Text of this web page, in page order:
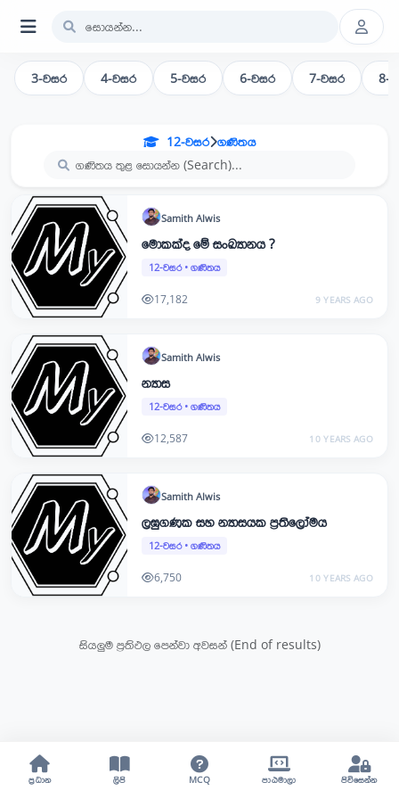
3-වසර 4-වසර 5-වසර 6-වසර 7-වසර 8-
12-වසර ගණිතය
Samith Alwis
මොකක්ද මේ සංඛ්‍යානය ?
12-වසර• ගණිතය
17,182 9 YEARS AGO
Samith Alwis
න්‍යාස
12-වසර• ගණිතය
12,587 10 YEARS AGO
Samith Alwis
ලඝුගණක සහ න්‍යාසයක ප්‍රතිලෝමය
12-වසර• ගණිතය
6,750 10 YEARS AGO
සියලුම ප්‍රතිඵල පෙන්වා අවසන් (End of results)
ප්‍රධාන ලිපි MCQ පාඨමාලා පිවිසෙන්න